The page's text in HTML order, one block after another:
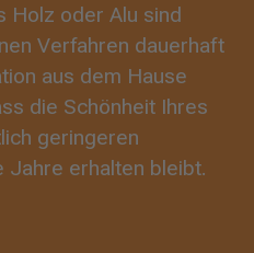
Holz oder Alu sind
Verfahren dauerhaft
aus dem Hause
die Schönheit Ihres
geringeren
Jahre erhalten bleibt.